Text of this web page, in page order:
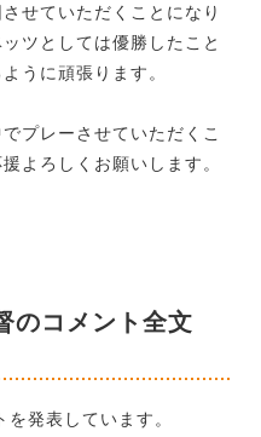
せていただくことになり
ツとしては優勝したこと
うに頑張ります。
プレーさせていただくこ
よろしくお願いします。
のコメント全文
発表しています。